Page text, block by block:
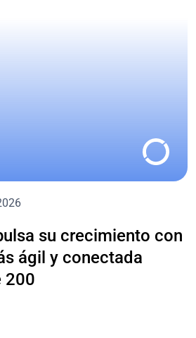
su crecimiento con
ágil y conectada
200